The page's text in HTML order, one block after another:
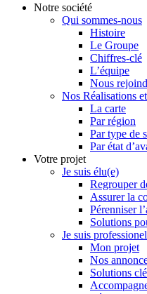
Menu
Notre société
Qui sommes-nous
Histoire
Le Groupe
Chiffres-clé
L’équipe
Nous
Nos Réalisations
La carte
Par région
Par type de
Par état
Votre projet
Je suis élu(e)
Regrouper
Assurer la
Pérenniser
Solutions
Je suis
Mon projet
Nos
Solutions